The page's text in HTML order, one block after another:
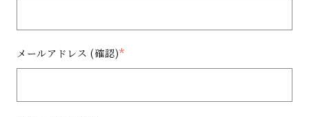
メールアドレス (確認)